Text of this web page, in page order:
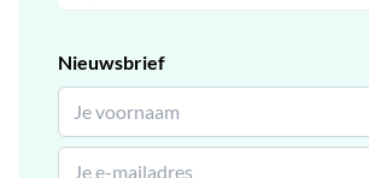
Nieuwsbrief